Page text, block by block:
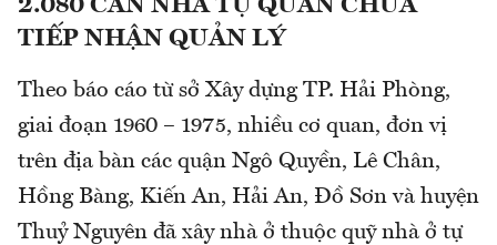
2.080 CĂN NHÀ TỰ QUẢN CHƯA
TIẾP NHẬN QUẢN LÝ
Theo báo cáo từ sở Xây dựng TP. Hải Phòng,
giai đoạn 1960 – 1975, nhiều cơ quan, đơn vị
trên địa bàn các quận Ngô Quyền, Lê Chân,
Hồng Bàng, Kiến An, Hải An, Đồ Sơn và huyện
Thuỷ Nguyên đã xây nhà ở thuộc quỹ nhà ở tự